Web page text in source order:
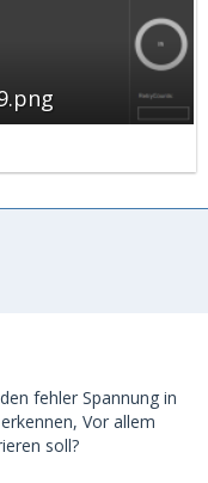
fehler Spannung in
Vor allem
soll?